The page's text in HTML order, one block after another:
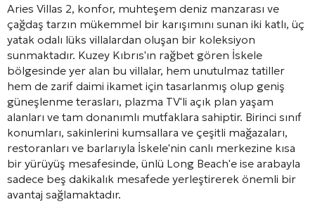
Aries Villas 2, konfor, muhteşem deniz manzarası ve
çağdaş tarzın mükemmel bir karışımını sunan iki katlı, üç
yatak odalı lüks villalardan oluşan bir koleksiyon
sunmaktadır. Kuzey Kıbrıs'ın rağbet gören İskele
bölgesinde yer alan bu villalar, hem unutulmaz tatiller
hem de zarif daimi ikamet için tasarlanmış olup geniş
güneşlenme terasları, plazma TV'li açık plan yaşam
alanları ve tam donanımlı mutfaklara sahiptir. Birinci sınıf
konumları, sakinlerini kumsallara ve çeşitli mağazaları,
restoranları ve barlarıyla İskele'nin canlı merkezine kısa
bir yürüyüş mesafesinde, ünlü Long Beach'e ise arabayla
sadece beş dakikalık mesafede yerleştirerek önemli bir
avantaj sağlamaktadır.